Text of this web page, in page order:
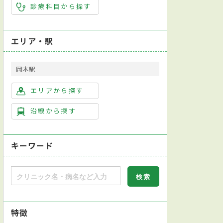
診療科目から探す
エリア・駅
岡本駅
エリアから探す
沿線から探す
キーワード
特徴